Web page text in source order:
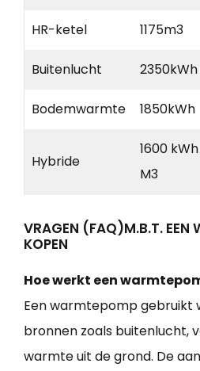
HR-ketel 1175m3
Buitenlucht 2350kWh
Bodemwarmte 1850kWh
Hybride
1600
M3
VRAGEN (FAQ)M.B.T. EEN
KOPEN
Hoe werkt een
Een warmtepomp gebruikt
bronnen zoals buitenlucht,
warmte uit de grond. De